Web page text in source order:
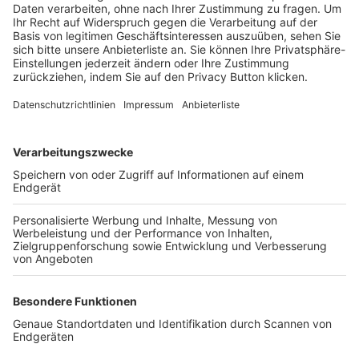
Trainerbörse
Login SpielPlus
FOLGE DEM BFV
TOP-VEREINE
TOP-PARTNER